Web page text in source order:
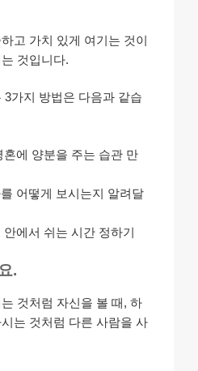
고 가치 있게 여기는 것이
것입니다.
가지 방법은 다음과 같습
혼에 양분을 주는 습관 만
어떻게 보시는지 알려달
에서 쉬는 시간 정하기
.
것처럼 자신을 볼 때, 하
는 것처럼 다른 사람을 사